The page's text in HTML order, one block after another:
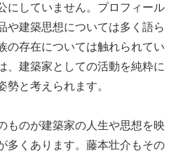
にしていません。プロフィール
や建築思想については多く語ら
の存在については触れられてい
、建築家としての活動を純粋に
勢と考えられます。
ものが建築家の人生や思想を映
多くあります。藤本壮介もその